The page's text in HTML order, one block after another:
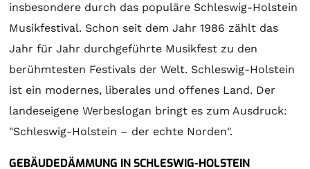
insbesondere durch das populäre Schleswig-Holstein
Musikfestival. Schon seit dem Jahr 1986 zählt das
Jahr für Jahr durchgeführte Musikfest zu den
berühmtesten Festivals der Welt. Schleswig-Holstein
ist ein modernes, liberales und offenes Land. Der
landeseigene Werbeslogan bringt es zum Ausdruck:
"Schleswig-Holstein – der echte Norden".
GEBÄUDEDÄMMUNG IN SCHLESWIG-HOLSTEIN